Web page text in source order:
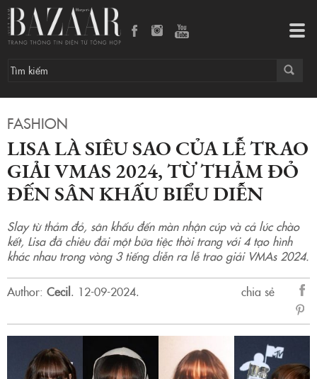
FASHION
LISA LÀ SIÊU SAO CỦA LỄ TRAO
GIẢI VMAS 2024, TỪ THẢM ĐỎ
ĐẾN SÂN KHẤU BIỂU DIỄN
Slay từ thảm đỏ, sân khấu đến màn nhận cúp và cả lúc chào
kết, Lisa đã chiêu đãi một bữa tiệc thời trang với 4 tạo hình
khác nhau trong vòng 3 tiếng diễn ra lễ trao giải VMAs 2024.
Author: Cecil. 12-09-2024.
chia sẻ
sẻ